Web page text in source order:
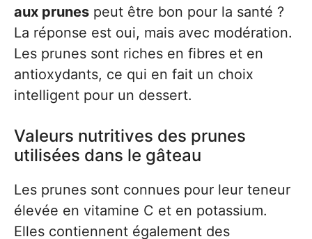
aux prunes peut être bon pour la santé ?
La réponse est oui, mais avec modération.
Les prunes sont riches en fibres et en
antioxydants, ce qui en fait un choix
intelligent pour un dessert.
Valeurs nutritives des prunes
utilisées dans le gâteau
Les prunes sont connues pour leur teneur
élevée en vitamine C et en potassium.
Elles contiennent également des